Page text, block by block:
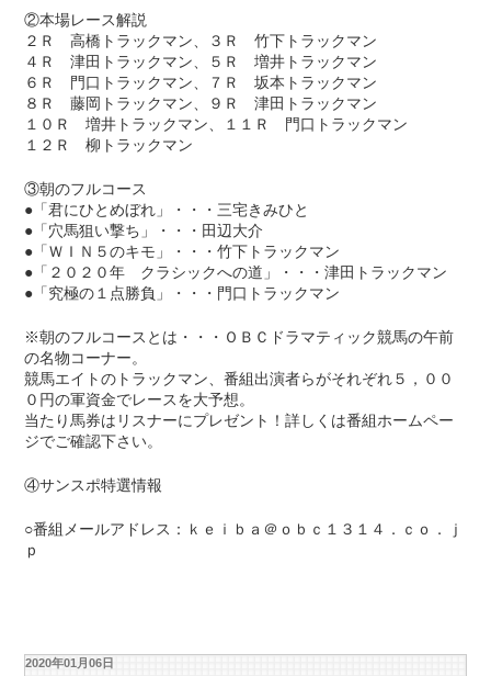
②本場レース解説
２Ｒ 高橋トラックマン、３Ｒ 竹下トラックマン
４Ｒ 津田トラックマン、５Ｒ 増井トラックマン
６Ｒ 門口トラックマン、７Ｒ 坂本トラックマン
８Ｒ 藤岡トラックマン、９Ｒ 津田トラックマン
１０Ｒ 増井トラックマン、１１Ｒ 門口トラックマン
１２Ｒ 柳トラックマン
③朝のフルコース
●「君にひとめぼれ」・・・三宅きみひと
●「穴馬狙い撃ち」・・・田辺大介
●「ＷＩＮ５のキモ」・・・竹下トラックマン
●「２０２０年 クラシックへの道」・・・津田トラックマン
●「究極の１点勝負」・・・門口トラックマン
※朝のフルコースとは・・・ＯＢＣドラマティック競馬の午前
の名物コーナー。
競馬エイトのトラックマン、番組出演者らがそれぞれ５，００
０円の軍資金でレースを大予想。
当たり馬券はリスナーにプレゼント！詳しくは番組ホームペー
ジでご確認下さい。
④サンスポ特選情報
○番組メールアドレス：ｋｅｉｂａ＠ｏｂｃ１３１４．ｃｏ．ｊ
ｐ
2020年01月06日